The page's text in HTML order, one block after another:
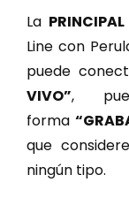
La
Line con
puede
VIVO”,
forma
que
ningún tipo.